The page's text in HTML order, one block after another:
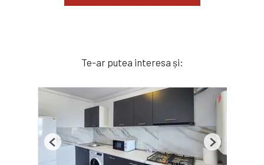
Te-ar putea interesa și:
Previous Next